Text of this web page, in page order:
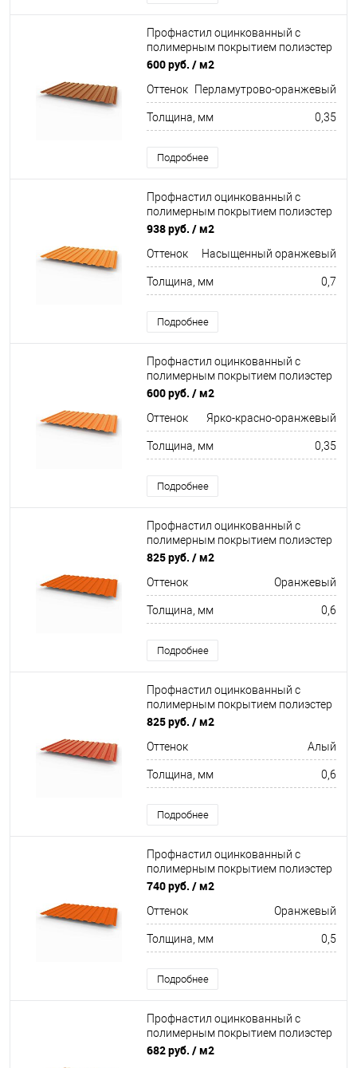
Профнастил оцинкованный с
полимерным покрытием полиэстер
С8 buildstor 0,35х1180мм RAL 2013
600 руб. / м2
Оттенок Перламутрово-оранжевый
Толщина, мм 0,35
Подробнее
Профнастил оцинкованный с
полимерным покрытием полиэстер
С8 buildstor 0,7х1180мм RAL 2011
938 руб. / м2
Оттенок Насыщенный оранжевый
Толщина, мм 0,7
Подробнее
Профнастил оцинкованный с
полимерным покрытием полиэстер
С8 buildstor 0,35х1180мм RAL 2008
600 руб. / м2
Оттенок Ярко-красно-оранжевый
Толщина, мм 0,35
Подробнее
Профнастил оцинкованный с
полимерным покрытием полиэстер
С8 buildstor 0,6х1180мм RAL 2004
825 руб. / м2
Оттенок Оранжевый
Толщина, мм 0,6
Подробнее
Профнастил оцинкованный с
полимерным покрытием полиэстер
С8 buildstor 0,6х1180мм RAL 2002
825 руб. / м2
Оттенок Алый
Толщина, мм 0,6
Подробнее
Профнастил оцинкованный с
полимерным покрытием полиэстер
С8 buildstor 0,5х1180мм RAL 2004
740 руб. / м2
Оттенок Оранжевый
Толщина, мм 0,5
Подробнее
Профнастил оцинкованный с
полимерным покрытием полиэстер
С8 buildstor 0,4х1180мм RAL 2010
682 руб. / м2